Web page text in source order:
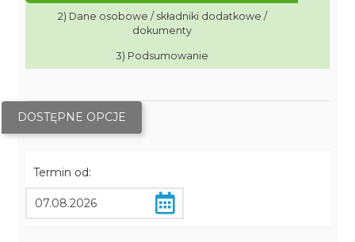
2) Dane osobowe / składniki dodatkowe /
dokumenty
3) Podsumowanie
DOSTĘPNE OPCJE
Termin od: